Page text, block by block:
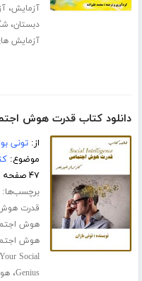
آزمایش،
دبستان،
آزمایش
دانلود کتاب قدرت هوش
از:تونی
موضوع:
۴۷ صفحه
برچسب‌ها:
قدرت هوش
هوش
هوش
Social
Genius،